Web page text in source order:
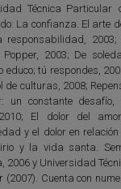
Técnica Particular
La confianza. El arte
responsabilidad, 2003;
2003; De
educo; tú respondes,
de culturas, 2008;
un constante
El dolor del
y el dolor en
y la vida santa.
2006 y Universidad
(2007). Cuenta con